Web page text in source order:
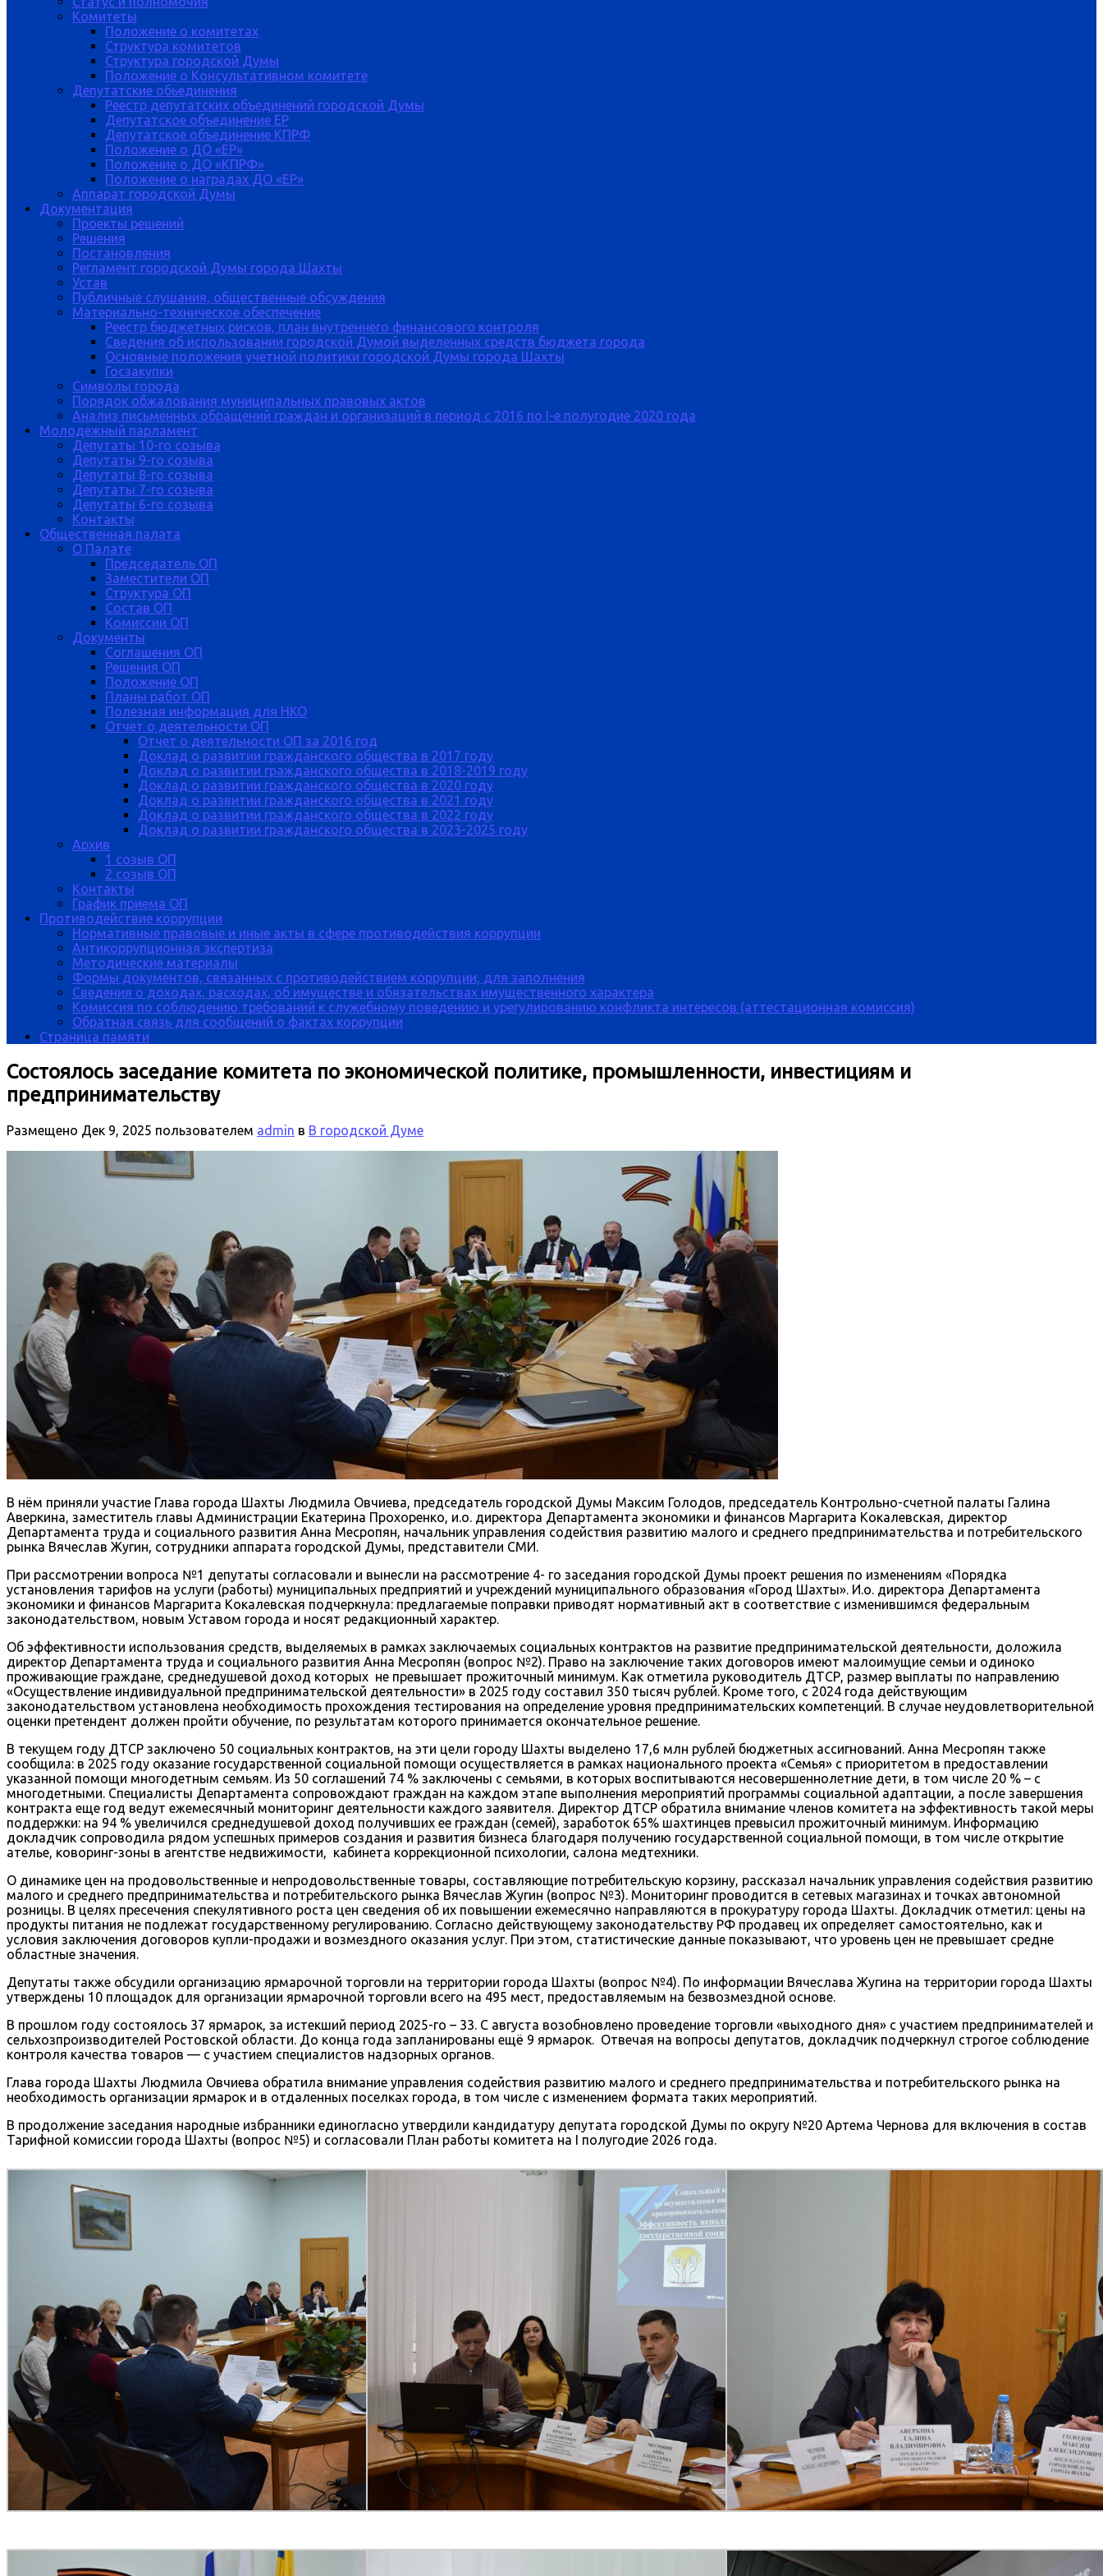
Комитеты
Положение о комитетах
Структура комитетов
Структура городской Думы
Положение о Консультативном комитете
Депутатские обьединения
Реестр депутатских объединений городской Думы
Депутатское объединение ЕР
Депутатское объединение КПРФ
Положение о ДО «ЕР»
Положение о ДО «КПРФ»
Положение о наградах ДО «ЕР»
Аппарат городской Думы
Документация
Проекты решений
Решения
Постановления
Регламент городской Думы города Шахты
Устав
Публичные слушания, общественные обсуждения
Материально-техническое обеспечение
Реестр бюджетных рисков, план внутреннего финансового контроля
Сведения об использовании городской Думой выделенных средств бюджета города
Основные положения учетной политики городской Думы города Шахты
Госзакупки
Символы города
Порядок обжалования муниципальных правовых актов
Анализ письменных обращений граждан и организаций в период с 2016 по I-е полугодие 2020 года
Молодежный парламент
Депутаты 10-го созыва
Депутаты 9-го созыва
Депутаты 8-го созыва
Депутаты 7-го созыва
Депутаты 6-го созыва
Контакты
Общественная палата
О Палате
Председатель ОП
Заместители ОП
Структура ОП
Состав ОП
Комиссии ОП
Документы
Соглашения ОП
Решения ОП
Положение ОП
Планы работ ОП
Полезная информация для НКО
Отчет о деятельности ОП
Отчет о деятельности ОП за 2016 год
Доклад о развитии гражданского общества в 2017 году
Доклад о развитии гражданского общества в 2018-2019 году
Доклад о развитии гражданского общества в 2020 году
Доклад о развитии гражданского общества в 2021 году
Доклад о развитии гражданского общества в 2022 году
Доклад о развитии гражданского общества в 2023-2025 году
Архив
1 созыв ОП
2 созыв ОП
Контакты
График приема ОП
Противодействие коррупции
Нормативные правовые и иные акты в сфере противодействия коррупции
Антикоррупционная экспертиза
Методические материалы
Формы документов, связанных с противодействием коррупции, для заполнения
Сведения о доходах, расходах, об имуществе и обязательствах имущественного характера
Комиссия по соблюдению требований к служебному поведению и урегулированию конфликта интересов (аттестационная комиссия)
Обратная связь для сообщений о фактах коррупции
Страница памяти
Состоялось заседание комитета по экономической политике, промышленности, инвестициям и
предпринимательству
Размещено Дек 9, 2025 пользователем admin в В городской Думе
В нём приняли участие Глава города Шахты Людмила Овчиева, председатель городской Думы Максим Голодов, председатель Контрольно-счетной палаты Галина
Аверкина, заместитель главы Администрации Екатерина Прохоренко, и.о. директора Департамента экономики и финансов Маргарита Кокалевская, директор
Департамента труда и социального развития Анна Месропян, начальник управления содействия развитию малого и среднего предпринимательства и потребительского
рынка Вячеслав Жугин, сотрудники аппарата городской Думы, представители СМИ.
При рассмотрении вопроса №1 депутаты согласовали и вынесли на рассмотрение 4- го заседания городской Думы проект решения по изменениям «Порядка
установления тарифов на услуги (работы) муниципальных предприятий и учреждений муниципального образования «Город Шахты». И.о. директора Департамента
экономики и финансов Маргарита Кокалевская подчеркнула: предлагаемые поправки приводят нормативный акт в соответствие с изменившимся федеральным
законодательством, новым Уставом города и носят редакционный характер.
Об эффективности использования средств, выделяемых в рамках заключаемых социальных контрактов на развитие предпринимательской деятельности, доложила
директор Департамента труда и социального развития Анна Месропян (вопрос №2). Право на заключение таких договоров имеют малоимущие семьи и одиноко
проживающие граждане, среднедушевой доход которых не превышает прожиточный минимум. Как отметила руководитель ДТСР, размер выплаты по направлению
«Осуществление индивидуальной предпринимательской деятельности» в 2025 году составил 350 тысяч рублей. Кроме того, с 2024 года действующим
законодательством установлена необходимость прохождения тестирования на определение уровня предпринимательских компетенций. В случае неудовлетворительной
оценки претендент должен пройти обучение, по результатам которого принимается окончательное решение.
В текущем году ДТСР заключено 50 социальных контрактов, на эти цели городу Шахты выделено 17,6 млн рублей бюджетных ассигнований. Анна Месропян также
сообщила: в 2025 году оказание государственной социальной помощи осуществляется в рамках национального проекта «Семья» с приоритетом в предоставлении
указанной помощи многодетным семьям. Из 50 соглашений 74 % заключены с семьями, в которых воспитываются несовершеннолетние дети, в том числе 20 % – с
многодетными. Специалисты Департамента сопровождают граждан на каждом этапе выполнения мероприятий программы социальной адаптации, а после завершения
контракта еще год ведут ежемесячный мониторинг деятельности каждого заявителя. Директор ДТСР обратила внимание членов комитета на эффективность такой меры
поддержки: на 94 % увеличился среднедушевой доход получивших ее граждан (семей), заработок 65% шахтинцев превысил прожиточный минимум. Информацию
докладчик сопроводила рядом успешных примеров создания и развития бизнеса благодаря получению государственной социальной помощи, в том числе открытие
ателье, коворинг-зоны в агентстве недвижимости, кабинета коррекционной психологии, салона медтехники.
О динамике цен на продовольственные и непродовольственные товары, составляющие потребительскую корзину, рассказал начальник управления содействия развитию
малого и среднего предпринимательства и потребительского рынка Вячеслав Жугин (вопрос №3). Мониторинг проводится в сетевых магазинах и точках автономной
розницы. В целях пресечения спекулятивного роста цен сведения об их повышении ежемесячно направляются в прокуратуру города Шахты. Докладчик отметил: цены на
продукты питания не подлежат государственному регулированию. Согласно действующему законодательству РФ продавец их определяет самостоятельно, как и
условия заключения договоров купли-продажи и возмездного оказания услуг. При этом, статистические данные показывают, что уровень цен не превышает средне
областные значения.
Депутаты также обсудили организацию ярмарочной торговли на территории города Шахты (вопрос №4). По информации Вячеслава Жугина на территории города Шахты
утверждены 10 площадок для организации ярмарочной торговли всего на 495 мест, предоставляемым на безвозмездной основе.
В прошлом году состоялось 37 ярмарок, за истекший период 2025-го – 33. С августа возобновлено проведение торговли «выходного дня» с участием предпринимателей и
сельхозпроизводителей Ростовской области. До конца года запланированы ещё 9 ярмарок. Отвечая на вопросы депутатов, докладчик подчеркнул строгое соблюдение
контроля качества товаров — с участием специалистов надзорных органов.
Глава города Шахты Людмила Овчиева обратила внимание управления содействия развитию малого и среднего предпринимательства и потребительского рынка на
необходимость организации ярмарок и в отдаленных поселках города, в том числе с изменением формата таких мероприятий.
В продолжение заседания народные избранники единогласно утвердили кандидатуру депутата городской Думы по округу №20 Артема Чернова для включения в состав
Тарифной комиссии города Шахты (вопрос №5) и согласовали План работы комитета на I полугодие 2026 года.